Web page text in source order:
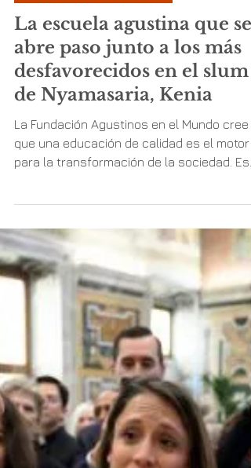
-
JUSTICIA, PAZ Y CREACIÓN
La escuela agustina que se
abre paso junto a los más
de Nyamasaria, Kenia
La Fundación Agustinos en el Mundo cree
que una educación de calidad es el motor
para la transformación de la sociedad. Es
por ello que en Kenia, la Orden de San
Agustín está edificando un modelo de
escuela que garantice la educación de los
niños más desfavorecidos de Kisumu,
En mitad de un asentamiento informal, más
conocido en la jerga popular como slums ,
se erige esta escuela en un contexto de
vulnerabilidad extrema. Maurizio Misitano y
Simona Cipriani , coordin